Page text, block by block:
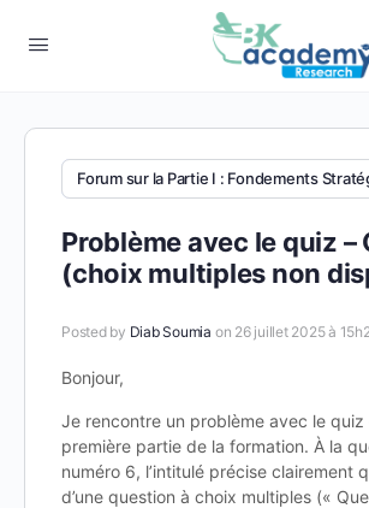
Forum sur la Partie I : Fondements
Problème avec le quiz –
(choix multiples non
Posted by Diab Soumia on 26 juillet 2025 à
Bonjour,
Je rencontre un problème avec le quiz
première partie de la formation. À la
numéro 6, l’intitulé précise clairement
d’une question à choix multiples («